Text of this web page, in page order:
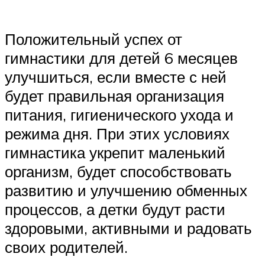
Положительный успех от
гимнастики для детей 6 месяцев
улучшиться, если вместе с ней
будет правильная организация
питания, гигиенического ухода и
режима дня. При этих условиях
гимнастика укрепит маленький
организм, будет способствовать
развитию и улучшению обменных
процессов, а детки будут расти
здоровыми, активными и радовать
своих родителей.